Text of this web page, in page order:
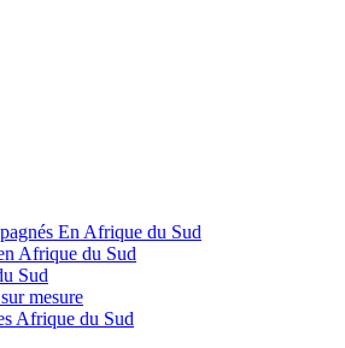
En Afrique du Sud
Afrique du Sud
Sud
mesure
Afrique du Sud